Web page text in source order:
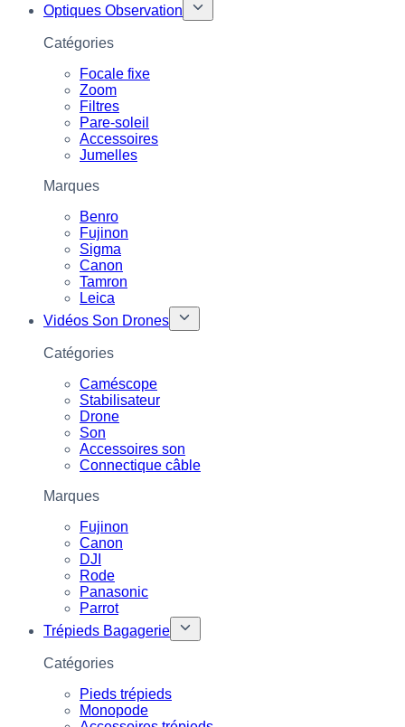
Optiques Observation
Catégories
Focale fixe
Zoom
Filtres
Pare-soleil
Accessoires
Jumelles
Marques
Benro
Fujinon
Sigma
Canon
Tamron
Leica
Vidéos Son Drones
Catégories
Caméscope
Stabilisateur
Drone
Son
Accessoires son
Connectique câble
Marques
Fujinon
Canon
DJI
Rode
Panasonic
Parrot
Trépieds Bagagerie
Catégories
Pieds trépieds
Monopode